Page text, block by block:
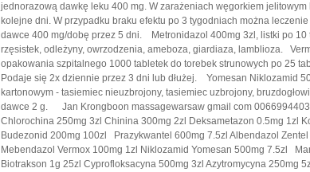
jednorazową dawkę leku 400 mg. W zarażeniach węgorkiem
kolejne dni. W przypadku braku efektu po 3 tygodniach można
dawce 400 mg/dobę przez 5 dni. Metronidazol 400mg 3zl, listki po
rzęsistek, odleżyny, owrzodzenia, ameboza, giardiaza, lamblioza.
opakowania szpitalnego 1000 tabletek do torebek strunowych po 25
Podaje się 2x dziennie przez 3 dni lub dłużej. Yomesan Niklozamid
kartonowym - tasiemiec nieuzbrojony, tasiemiec uzbrojony,
dawce 2 g. Jan Krongboon massagewarsaw gmail com
Chlorochina 250mg 3zl Chinina 300mg 2zl Deksametazon 0.5mg 1zl
Budezonid 200mg 100zl Prazykwantel 600mg 7.5zl Albendazol
Mebendazol Vermox 100mg 1zl Niklozamid Yomesan 500mg 7.5zl
Biotrakson 1g 25zl Cyprofloksacyna 500mg 3zl Azytromycyna 250mg